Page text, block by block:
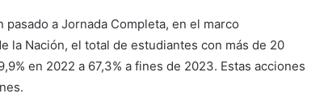
a Jornada Completa, en el marco
la Nación, el total de estudiantes con más de 20
en 2022 a 67,3% a fines de 2023. Estas acciones